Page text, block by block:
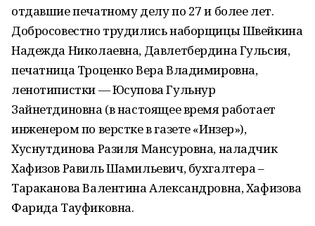
отдавшие печатному делу по 27 и более лет.
Добросовестно трудились наборщицы Швейкина
Надежда Николаевна, Давлетбердина Гульсия,
печатница Троценко Вера Владимировна,
ленотипистки — Юсупова Гульнур
Зайнетдиновна (в настоящее время работает
инженером по верстке в газете «Инзер»),
Хуснутдинова Разиля Мансуровна, наладчик
Хафизов Равиль Шамильевич, бухгалтера –
Тараканова Валентина Александровна, Хафизова
Фарида Тауфиковна.